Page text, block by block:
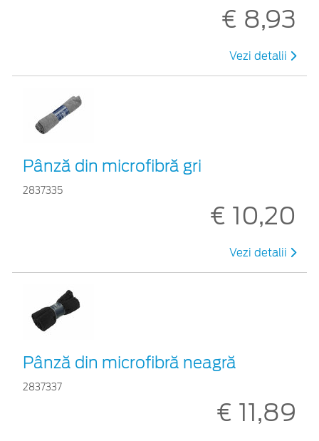
€ 8,93
Vezi detalii
Pânză din microfibră gri
2837335
€ 10,20
Vezi detalii
Pânză din microfibră neagră
2837337
€ 11,89